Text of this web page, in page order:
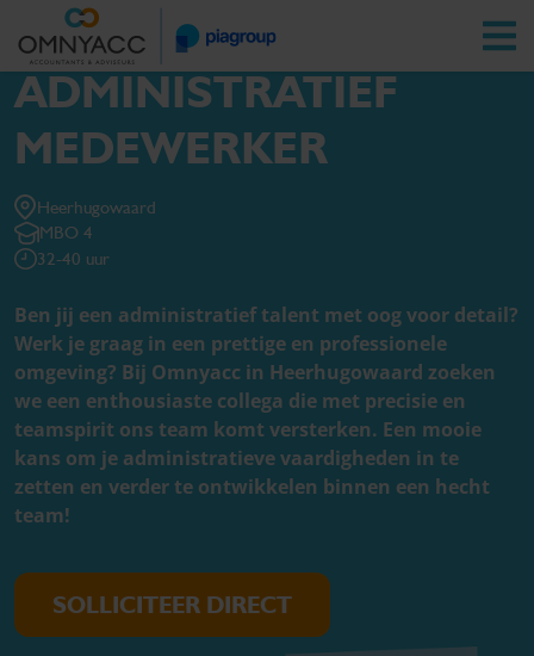
Vestigingen Zoeken
Financieel administratief medewerker
FINANCIEEL
ADMINISTRATIEF
MEDEWERKER
Heerhugowaard
MBO 4
32-40 uur
Ben jij een administratief talent met oog voor detail?
Werk je graag in een prettige en professionele
omgeving? Bij Omnyacc in Heerhugowaard zoeken
we een enthousiaste collega die met precisie en
teamspirit ons team komt versterken. Een mooie
kans om je administratieve vaardigheden in te
zetten en verder te ontwikkelen binnen een hecht
team!
SOLLICITEER DIRECT